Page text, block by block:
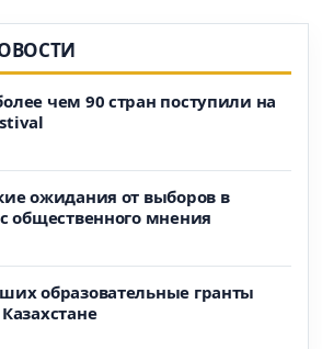
чем 90 стран поступили на
ожидания от выборов в
общественного мнения
образовательные гранты